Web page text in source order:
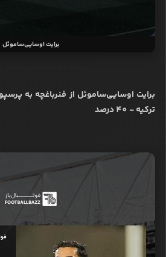
برایت اوسایی‌ساموئل
ترکیه - 40 درصد